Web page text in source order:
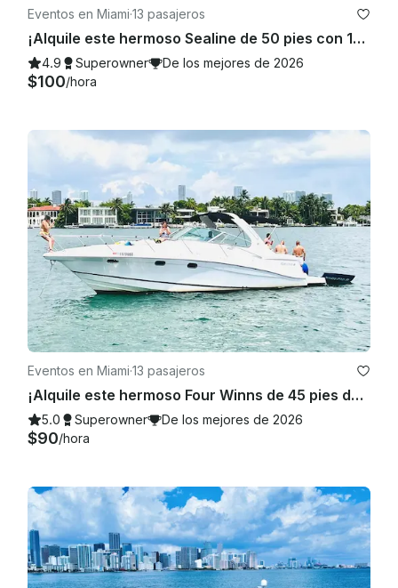
Eventos en Miami·13 pasajeros
¡Alquile este hermoso Sealine de 50 pies con 100$ de descuento o una moto acuática GRATIS de lunes a viernes!
4.9 Superowner De los mejores de 2026
$100/hora
Eventos en Miami·13 pasajeros
¡Alquile este hermoso Four Winns de 45 pies de descuento con 100$ o una moto acuática GRATIS de lunes a viernes!
5.0 Superowner De los mejores de 2026
$90/hora